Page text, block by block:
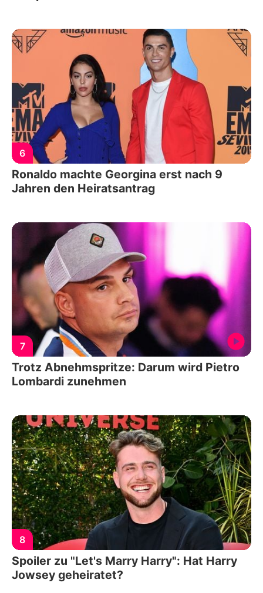
6
Ronaldo machte Georgina erst nach 9
Jahren den Heiratsantrag
7
Trotz Abnehmspritze: Darum wird Pietro
Lombardi zunehmen
8
Spoiler zu "Let's Marry Harry": Hat Harry
Jowsey geheiratet?